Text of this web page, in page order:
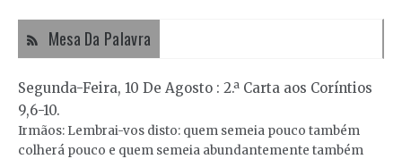
Mesa Da Palavra
Segunda-Feira, 10 De Agosto : 2.ª Carta aos Coríntios
9,6-10.
Irmãos: Lembrai-vos disto: quem semeia pouco também
colherá pouco e quem semeia abundantemente também